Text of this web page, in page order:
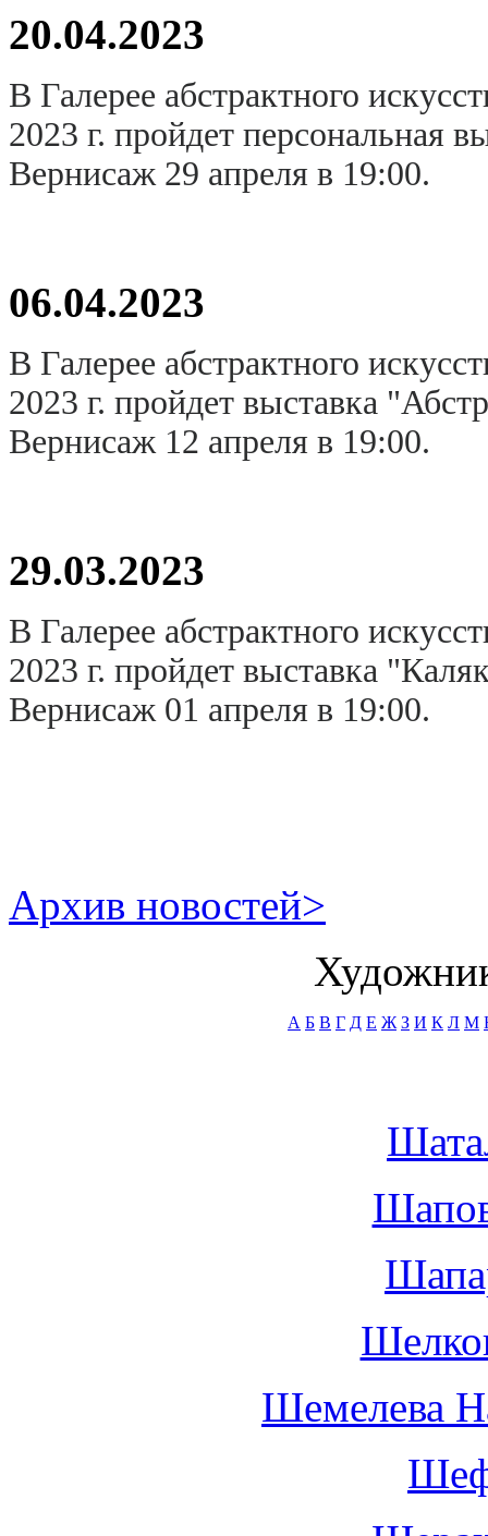
20.04.2023
В Галерее абстрактного
2023 г. пройдет персональная
Вернисаж 29 апреля в 19:00.
06.04.2023
В Галерее абстрактного
2023 г. пройдет выставка
Вернисаж 12 апреля в 19:00.
29.03.2023
В Галерее абстрактного
2023 г. пройдет выставка
Вернисаж 01 апреля в 19:00.
Архив новостей>
А Б В Г Д Е Ж З И К Л М
Шемелева